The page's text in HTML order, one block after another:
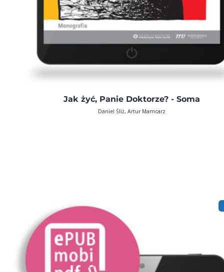
Jak żyć, Panie Doktorze? - Soma
Daniel Śliż, Artur Mamcarz